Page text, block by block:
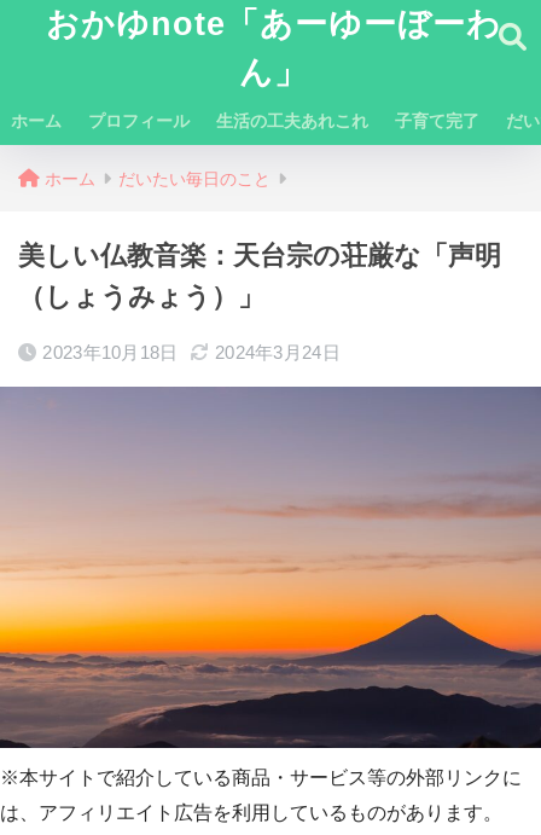
おかゆnote「あーゆーぼーわ
ん」
ホーム プロフィール 生活の工夫あれこれ 子育て完了 だ
ホーム だいたい毎日のこと
美しい仏教音楽：天台宗の荘厳な「声明
（しょうみょう）」
2023年10月18日 2024年3月24日
※本サイトで紹介している商品・サービス等の外部リンクに
は、アフィリエイト広告を利用しているものがあります。